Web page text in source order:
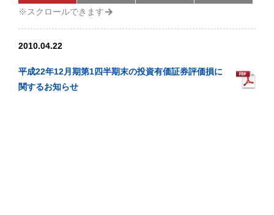
2010.04.22
平成22年12月期第1四半期末の投資有価証券評価損に
関するお知らせ